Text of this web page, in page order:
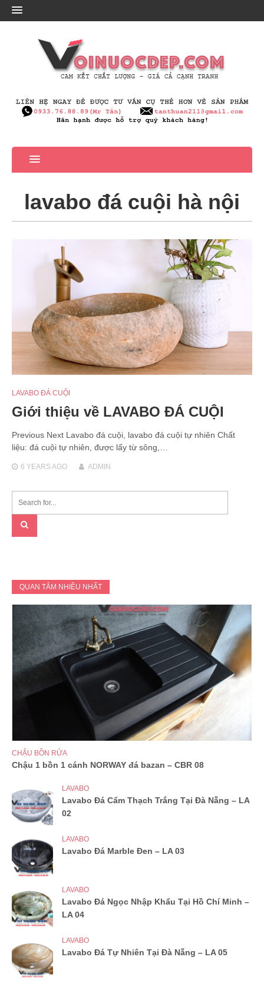
lavabo đá cuội hà nội
LAVABO ĐÁ CUỘI
Giới thiệu về LAVABO ĐÁ CUỘI
Previous Next Lavabo đá cuội, lavabo đá cuội tự nhiên Chất
liệu: đá cuội tự nhiên, được lấy từ sông,…
6 YEARSAGO ADMIN
QUAN TÂM NHIỀU NHẤT
CHẬU BỒN RỬA
Chậu 1 bồn 1 cánh NORWAY đá bazan – CBR 08
LAVABO
Lavabo Đá Cẩm Thạch Trắng Tại Đà Nẵng – LA
02
LAVABO
Lavabo Đá Marble Đen – LA 03
LAVABO
Lavabo Đá Ngọc Nhập Khẩu Tại Hồ Chí Minh –
LA 04
LAVABO
Lavabo Đá Tự Nhiên Tại Đà Nẵng – LA 05